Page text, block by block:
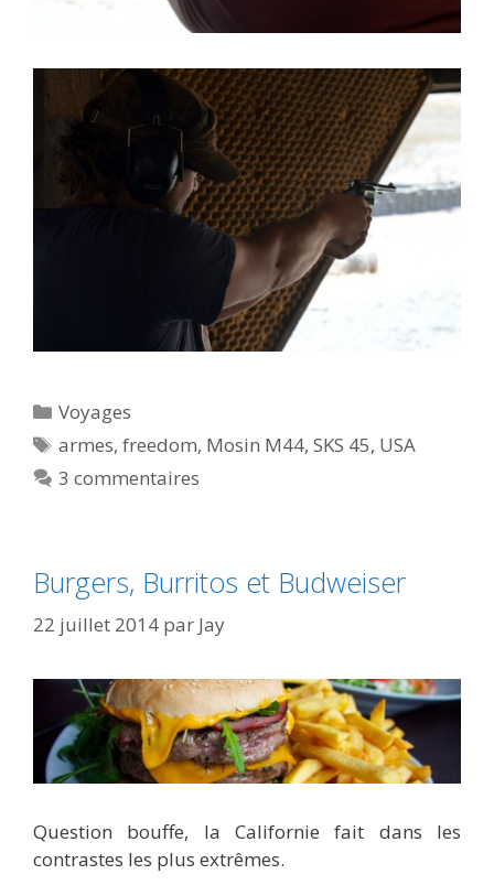
Catégories
Voyages
Étiquettes
armes,freedom, Mosin M44,SKS 45, USA
3 commentaires
Burgers, Burritos et Budweiser
22 juillet 2014 par Jay
Question bouffe, la Californie fait dans les
contrastes les plus extrêmes.